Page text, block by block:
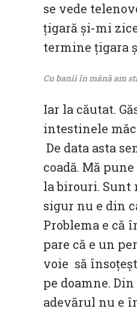
se vede
țigară și-mi
termine țigara
Cu banii în mână am
Iar la căutat.
intestinele
De data asta
coadă. Mă
la birouri. Sunt
sigur nu e din
Problema e că
pare că e un
voie să
pe doamne.
adevărul nu e